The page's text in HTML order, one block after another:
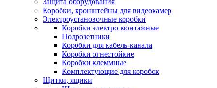
Защита оборудования
Коробки, кронштейны для видеокамер
Электроустановочные коробки
Коробки электро-монтажные
Подрозетники
Коробки для кабель-канала
Коробки огнестойкие
Коробки клеммные
Комплектующие для коробок
Щитки, ящики